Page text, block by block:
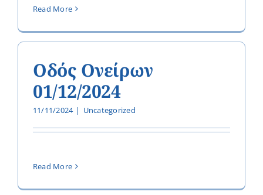
Read More
Οδός Ονείρων
01/12/2024
11/11/2024 | Uncategorized
Read More